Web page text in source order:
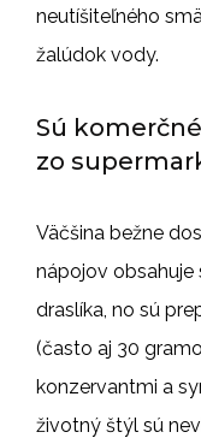
neutíšiteľného
žalúdok vody.
Sú
zo
Väčšina bežne
nápojov obsahuje
draslíka, no sú
(často aj 30
konzervantmi a
životný štýl sú